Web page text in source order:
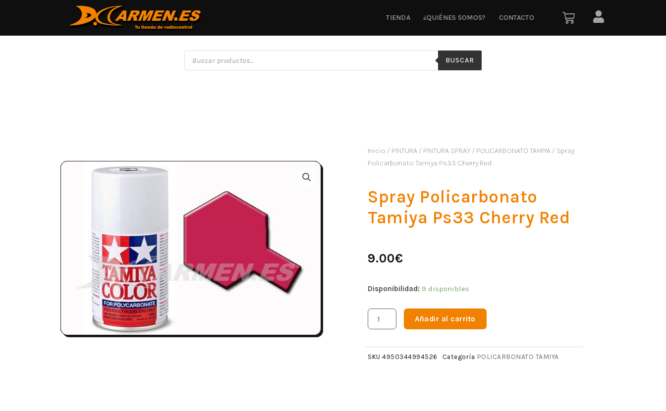
TIENDA ¿QUIÉNES SOMOS? CONTACTO
BUSCAR
Inicio / PINTURA / PINTURA SPRAY / POLICARBONATO TAMIYA / Spray
Policarbonato Tamiya Ps33 Cherry Red
Spray Policarbonato
Tamiya Ps33 Cherry Red
9.00€
Disponibilidad: 9 disponibles
Añadir al carrito
SKU 4950344994526 Categoría POLICARBONATO TAMIYA